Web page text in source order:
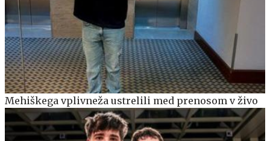
Mehiškega vplivneža ustrelili med prenosom v živo